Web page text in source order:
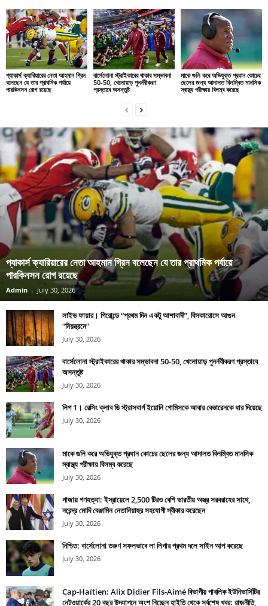
প্যাকার্স ক্যারিয়ারের নেতা আহমান গ্রিন
বলেছেন যে তার প্রাথমিক পর্যায়ে
পারকিনসন রোগ রয়েছে
বার্সেলোনা স্ট্রাইকারের থাকার সম্ভাবনা
50-50, খেলোয়াড় পুনর্নবীকরণ
প্রস্তাবে অসন্তুষ্ট
মাকে গুলি করে অভিযুক্ত প্রধান কোচের
ছেলের জন্য আদালত বিলম্বিত মানসিক
স্বাস্থ্য পরীক্ষায় বিলম্ব করেছে
প্যাকার্স ক্যারিয়ারের নেতা আহমান গ্রিন বলেছেন যে তার প্রাথমিক পর্যায়ে
পারকিনসন রোগ রয়েছে
Admin - July 30, 2026
লাইভ ফায়ার। গিরোন্ডে “প্রথম দিন একটু আশাবাদী”, বিসকারোসে আগুন
“নিয়ন্ত্রনে”
July 30, 2026
বার্সেলোনা স্ট্রাইকারের থাকার সম্ভাবনা 50-50, খেলোয়াড় পুনর্নবীকরণ প্রস্তাবে
অসন্তুষ্ট
July 30, 2026
লিগ 1। রেসিং ক্লাব ডি স্ট্রাসবার্গ ইয়োনি গোমিসকে আবার বেভারেনকে ধার দিয়েছে
July 30, 2026
মাকে গুলি করে অভিযুক্ত প্রধান কোচের ছেলের জন্য আদালত বিলম্বিত মানসিক
স্বাস্থ্য পরীক্ষায় বিলম্ব করেছে
July 30, 2026
গাজায় গণহত্যা: ইস্রায়েলে 2,500 টিরও বেশি ভারতীয় অস্ত্র সরবরাহের সাথে,
নরেন্দ্র মোদি বেঞ্জামিন নেতানিয়াহুর সহযোগী স্বীকার করেছেন
July 30, 2026
নিশ্চিত: বার্সেলোনা তরুণ সফলভাবে লা লিগার প্রথম দলে সাইন আপ করেছে
July 30, 2026
Cap-Haïtien: Alix Didier Fils-Aimé বিভাগীয় পাবলিক ইউনিভার্সিটির
নেটওয়ার্কের 20 বছর উদযাপনে অংশ নিচ্ছেন হাইতি থেকে সর্বশেষ খবর: রাজনীতি,